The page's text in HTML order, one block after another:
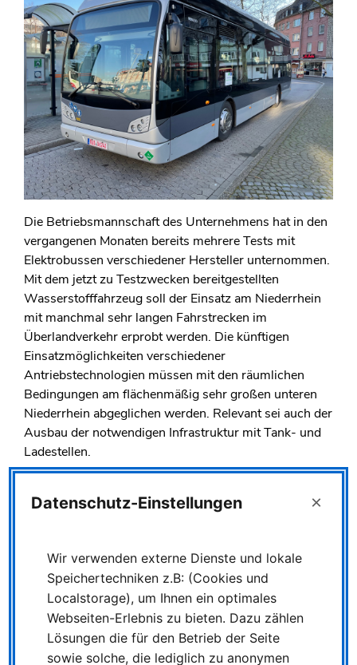
Die Betriebsmannschaft des Unternehmens hat in den
vergangenen Monaten bereits mehrere Tests mit
Elektrobussen verschiedener Hersteller unternommen.
Mit dem jetzt zu Testzwecken bereitgestellten
Wasserstofffahrzeug soll der Einsatz am Niederrhein
mit manchmal sehr langen Fahrstrecken im
Überlandverkehr erprobt werden. Die künftigen
Einsatzmöglichkeiten verschiedener
Antriebstechnologien müssen mit den räumlichen
Bedingungen am flächenmäßig sehr großen unteren
Niederrhein abgeglichen werden. Relevant sei auch der
Ausbau der notwendigen Infrastruktur mit Tank- und
Ladestellen.
Ziel ist für die NIAG seit jeher ein klimafreundlicher
ÖPNV am Niederrhein. Damit will das Unternehmen
helfen, den Herausforderungen des Klimaschutzes
ökologisch vorteilhafte Wirkung des öffentlichen
Personennahverkehrs weiter zu stärken.
Datenschutz-Einstellungen ×
Wir verwenden externe Dienste und lokale
Speichertechniken z.B: (Cookies und
Localstorage), um Ihnen ein optimales
Webseiten-Erlebnis zu bieten. Dazu zählen
Lösungen die für den Betrieb der Seite
sowie solche, die lediglich zu anonymen